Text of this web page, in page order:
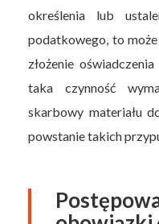
określenia lub
podatkowego, to
złożenie
taka czynność
skarbowy materiału
powstanie takich